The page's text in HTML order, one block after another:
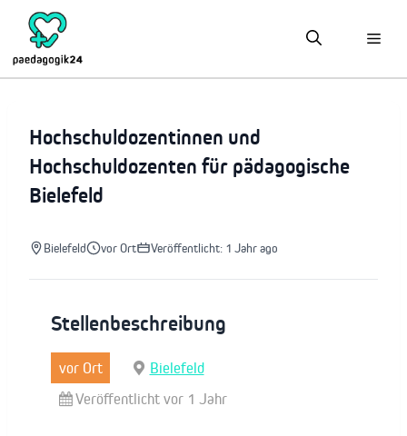
Inhalt
springen
Hochschuldozentinnen und
Hochschuldozenten für pädagogische
Bielefeld
Bielefeld vor Ort Veröffentlicht: 1 Jahr ago
Stellenbeschreibung
vor Ort
Bielefeld
Veröffentlicht vor 1 Jahr